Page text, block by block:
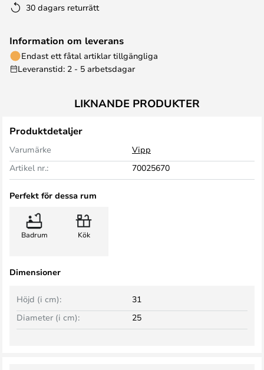
30 dagars returrätt
Information om leverans
Endast ett fåtal artiklar tillgängliga
Leveranstid: 2 - 5 arbetsdagar
LIKNANDE PRODUKTER
Produktdetaljer
Varumärke
Vipp
Artikel nr.:
70025670
Perfekt för dessa rum
Badrum Kök
Dimensioner
Höjd (i cm):
31
Diameter (i cm):
25